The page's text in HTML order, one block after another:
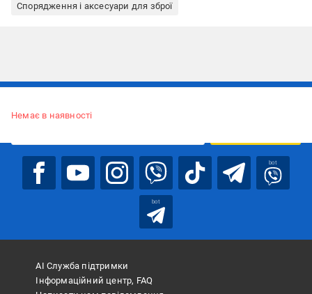
Спорядження і аксесуари для зброї
Немає в наявності
bot
bot
АІ Служба підтримки
Інформаційний центр, FAQ